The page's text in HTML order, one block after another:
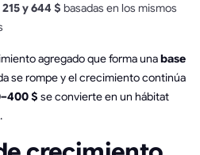
215 y 644 $ basadas en los mismos
agregado que forma unabase
se rompe y el crecimiento continúa
$ se convierte en un hábitat